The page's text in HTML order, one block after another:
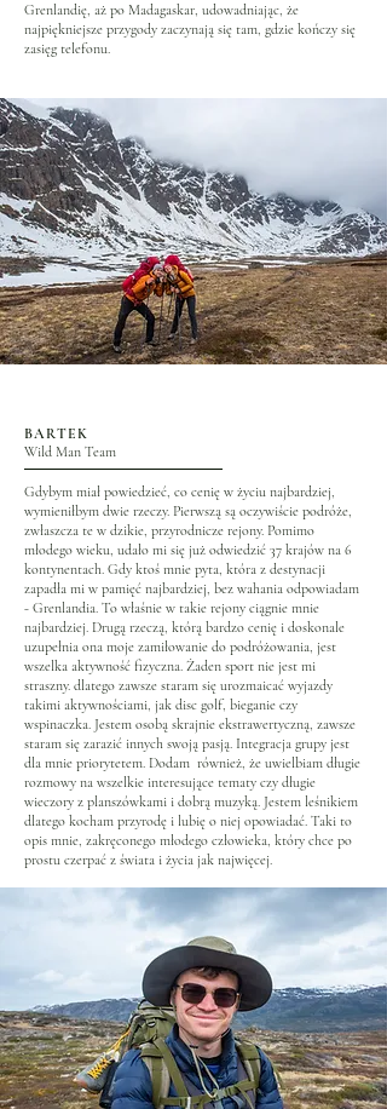
Grenlandię, aż po Madagaskar, udowadniając, że
najpiękniejsze przygody zaczynają się tam, gdzie kończy się
zasięg telefonu.
BARTEK
Wild Man Team
Gdybym miał powiedzieć, co cenię w życiu najbardziej,
wymieniłbym dwie rzeczy. Pierwszą są oczywiście podróże,
zwłaszcza te w dzikie, przyrodnicze rejony. Pomimo
młodego wieku, udało mi się już odwiedzić 37 krajów na 6
kontynentach. Gdy ktoś mnie pyta, która z destynacji
zapadła mi w pamięć najbardziej, bez wahania odpowiadam
- Grenlandia. To właśnie w takie rejony ciągnie mnie
najbardziej. Drugą rzeczą, którą bardzo cenię i doskonale
uzupełnia ona moje zamiłowanie do podróżowania, jest
wszelka aktywność fizyczna. Żaden sport nie jest mi
straszny. dlatego zawsze staram się urozmaicać wyjazdy
takimi aktywnościami, jak disc golf, bieganie czy
wspinaczka. Jestem osobą skrajnie ekstrawertyczną, zawsze
staram się zarazić innych swoją pasją. Integracja grupy jest
dla mnie priorytetem. Dodam również, że uwielbiam długie
rozmowy na wszelkie interesujące tematy czy długie
wieczory z planszówkami i dobrą muzyką. Jestem leśnikiem
dlatego kocham przyrodę i lubię o niej opowiadać. Taki to
opis mnie, zakręconego młodego człowieka, który chce po
prostu czerpać z świata i życia jak najwięcej.